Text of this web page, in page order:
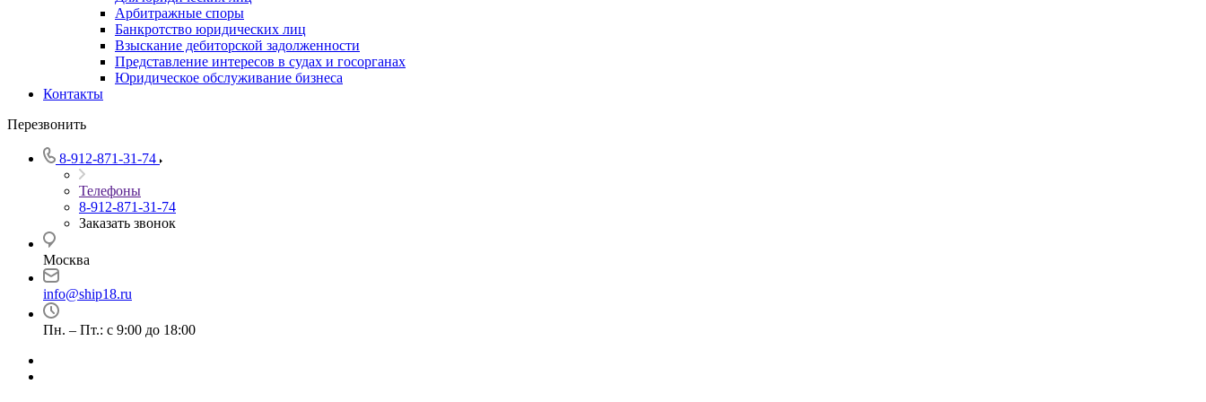
Арбитражные споры
Банкротство юридических лиц
Взыскание дебиторской задолженности
Представление интересов в судах и госорганах
Юридическое обслуживание бизнеса
Контакты
Перезвонить
8-912-871-31-74
Телефоны
8-912-871-31-74
Заказать звонок
Москва
info@ship18.ru
Пн. – Пт.: с 9:00 до 18:00